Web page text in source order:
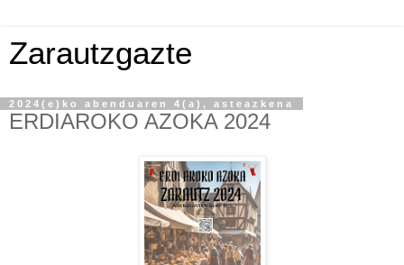
Zarautzgazte
2024(e)ko abenduaren 4(a), asteazkena
ERDIAROKO AZOKA 2024